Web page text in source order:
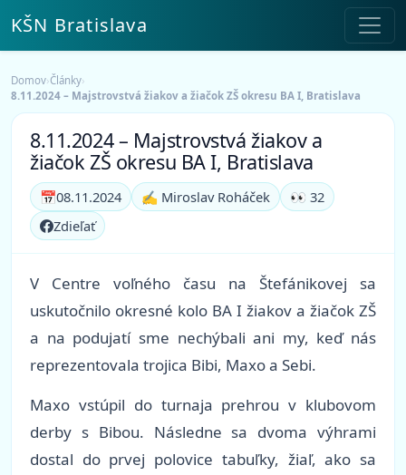
KŠN Bratislava
Domov›Články›
8.11.2024 – Majstrovstvá žiakov a žiačok ZŠ okresu BA I, Bratislava
8.11.2024 – Majstrovstvá žiakov a
žiačok ZŠ okresu BA I, Bratislava
📅08.11.2024 ✍️ Miroslav Roháček
👀 32
Zdieľať
V Centre voľného času na Štefánikovej sa
uskutočnilo okresné kolo BA I žiakov a žiačok ZŠ
a na podujatí sme nechýbali ani my, keď nás
reprezentovala trojica Bibi, Maxo a Sebi.
Maxo vstúpil do turnaja prehrou v klubovom
derby s Bibou. Následne sa dvoma výhrami
dostal do prvej polovice tabuľky, žiaľ, ako sa